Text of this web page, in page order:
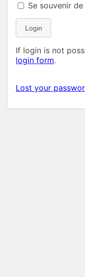
Se souvenir
Login
If login is not
login form.
Lost your